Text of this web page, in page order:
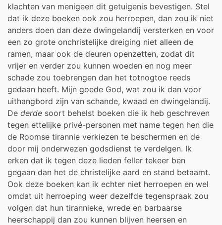
klachten van menigeen dit getuigenis bevestigen. Stel
dat ik deze boeken ook zou herroepen, dan zou ik niet
anders doen dan deze dwingelandij versterken en voor
een zo grote onchristelijke dreiging niet alleen de
ramen, maar ook de deuren openzetten, zodat dit
vrijer en verder zou kunnen woeden en nog meer
schade zou toebrengen dan het totnogtoe reeds
gedaan heeft. Mijn goede God, wat zou ik dan voor
uithangbord zijn van schande, kwaad en dwingelandij.
De derde soort behelst boeken die ik heb geschreven
tegen ettelijke privé-personen met name tegen hen die
de Roomse tirannie verkiezen te beschermen en de
door mij onderwezen godsdienst te verdelgen. Ik
erken dat ik tegen deze lieden feller tekeer ben
gegaan dan het de christelijke aard en stand betaamt.
Ook deze boeken kan ik echter niet her­roepen en wel
omdat uit herroeping weer dezelfde tegenspraak zou
volgen dat hun tirannieke, wrede en barbaarse
heerschappij dan zou kunnen blijven heersen en